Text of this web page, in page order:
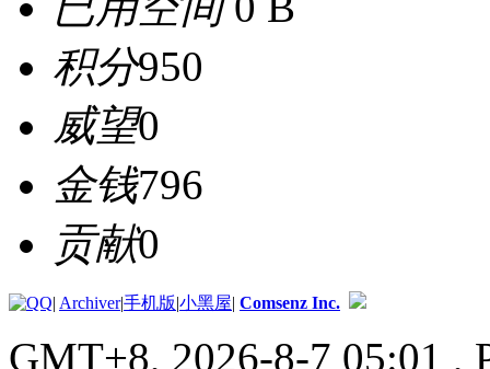
积分950
威望0
金钱796
贡献0
| Archiver|手机版|小黑屋| Comsenz Inc.
GMT+8, 2026-8-7 05:01 ,